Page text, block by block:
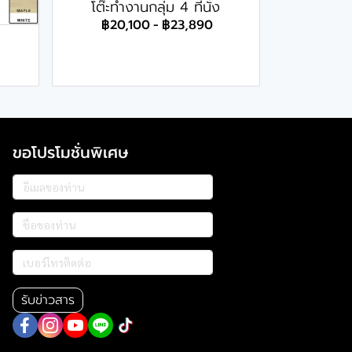
โต๊ะทำงานกลุ่ม 4 ที่นั่ง
฿20,100- ฿23,890
ขอโปรโมชั่นพิเศษ
รับข่าวสาร